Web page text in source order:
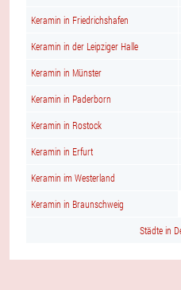
Keramin in Friedrichshafen
Keramin in der Leipziger Halle
Keramin in Münster
Keramin in Paderborn
Keramin in Rostock
Keramin in Erfurt
Keramin im Westerland
Keramin in Braunschweig
Städte in